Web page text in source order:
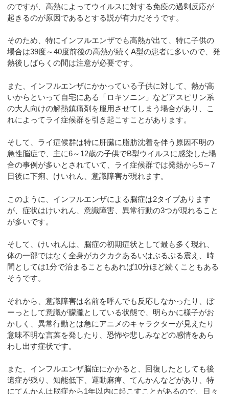
のですが、高熱によってウイルスに対する免疫の過剰反応が
起きるのが原因であるとする説が有力だそうです。
そのため、特にインフルエンザでも高熱が出て、特に子供の
場合は39度～40度前後の高熱が続くA型の患者に多いので、発
熱後しばらくの間は注意が必要です。
また、インフルエンザにかかっている子供に対して、熱が高
いからといって自宅にある「ロキソニン」などアスピリン系
の大人向けの解熱鎮痛剤を服用させてしまう場合があり、こ
れによってライ症候群を引き起こすことがあります。
そして、ライ症候群は特に肝臓に脂肪沈着を伴う原因不明の
急性脳症で、主に6～12歳の子供でB型ウイルスに感染した場
合の事例が多いとされていて、ライ症候群では発熱から5～7
日後に下痢、けいれん、意識障害が現れます。
このように、インフルエンザによる脳症は2タイプあります
が、症状はけいれん、意識障害、異常行動の3つが現れること
が多いです。
そして、けいれんは、脳症の初期症状として最も多く現れ、
体の一部ではなく全身がカクカクあるいはぶるぶる震え、時
間としては1分で治まることもあれば10分ほど続くこともある
そうです。
それから、意識障害は名前を呼んでも反応しなかったり、ぼ
ーっとして意識が朦朧としている状態で、明らかに様子がお
かしく、異常行動とは急にアニメのキャラクターが見えたり
意味不明な言葉を発したり、恐怖や悲しみなどの感情をあら
わし出す症状です。
また、インフルエンザ脳症にかかると、回復したとしても後
遺症が残り、知能低下、運動麻痺、てんかんなどがあり、特
にてんかんは脳症から1年以内に起こすことがあるので、日々